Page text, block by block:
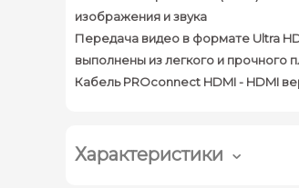
изображения и звука
Передача видео в формате Ultra
выполнены из легкого и прочного
Кабель PROconnect HDMI - HDMI
Характеристики